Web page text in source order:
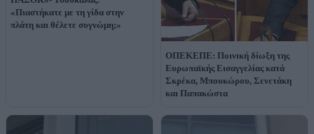
«Πιαστήκατε με τη γίδα στην
πλάτη και θέλετε συγνώμη;»
ΟΠΕΚΕΠΕ: Ποινική δίωξη της
Ευρωπαϊκής Εισαγγελίας κατά
Σκρέκα, Μπουκώρου, Σενετάκη
και Παπακώστα